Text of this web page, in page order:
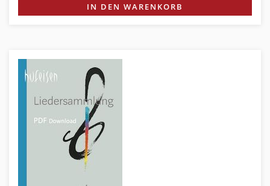
IN DEN WARENKORB